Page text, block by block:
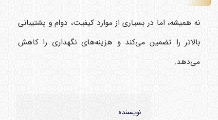
نه همیشه، اما در بسیاری از موارد کیفیت، دوام و پشتیبانی
بالاتر را تضمین می‌کند و هزینه‌های نگهداری را کاهش
می‌دهد.
نویسنده